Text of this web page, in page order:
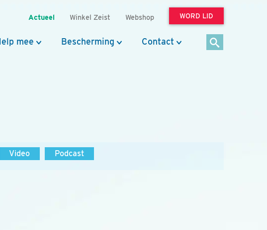
Actueel Winkel Zeist Webshop WORD LID
mee Bescherming Contact
Video Podcast